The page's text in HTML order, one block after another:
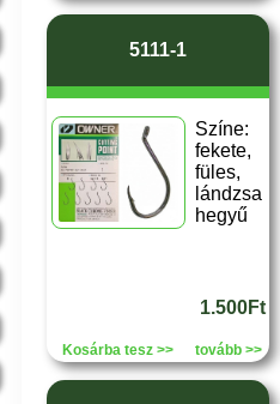
5111-1
Színe:
fekete,
füles,
lándzsa
hegyű
1.500Ft
Kosárba tesz >> tovább >>